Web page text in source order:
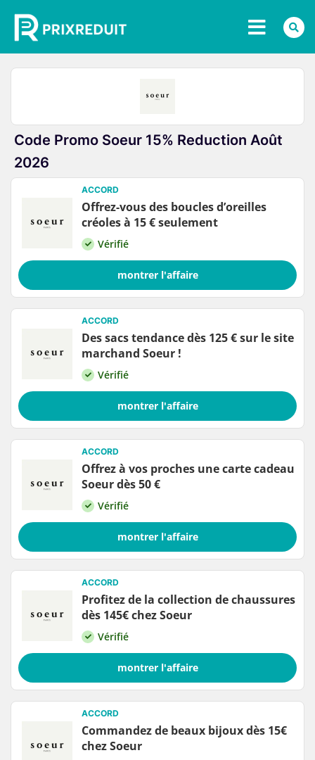
Code Promo Soeur 15% Reduction Août
2026
ACCORD
Offrez-vous des boucles d’oreilles
créoles à 15 € seulement
Vérifié
montrer l'affaire
ACCORD
Des sacs tendance dès 125 € sur le site
marchand Soeur !
Vérifié
montrer l'affaire
ACCORD
Offrez à vos proches une carte cadeau
Soeur dès 50 €
Vérifié
montrer l'affaire
ACCORD
Profitez de la collection de chaussures
dès 145€ chez Soeur
Vérifié
montrer l'affaire
ACCORD
Commandez de beaux bijoux dès 15€
chez Soeur